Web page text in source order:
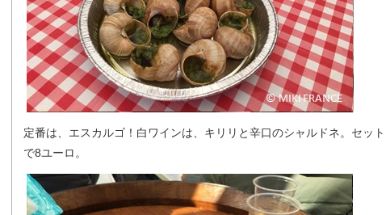
定番は、エスカルゴ！白ワインは、キリリと辛口のシャルドネ。セット
で8ユーロ。